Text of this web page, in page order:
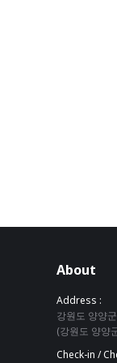
About
Address :
강원도 양양
(강원도 양양
Check-in /